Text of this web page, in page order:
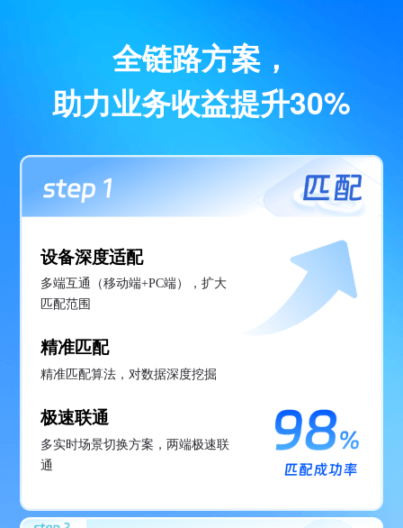
全链路方案，
助力业务收益提升30%
设备深度适配
多端互通（移动端+PC端），扩大
匹配范围
精准匹配
精准匹配算法，对数据深度挖掘
极速联通
多实时场景切换方案，两端极速联
通